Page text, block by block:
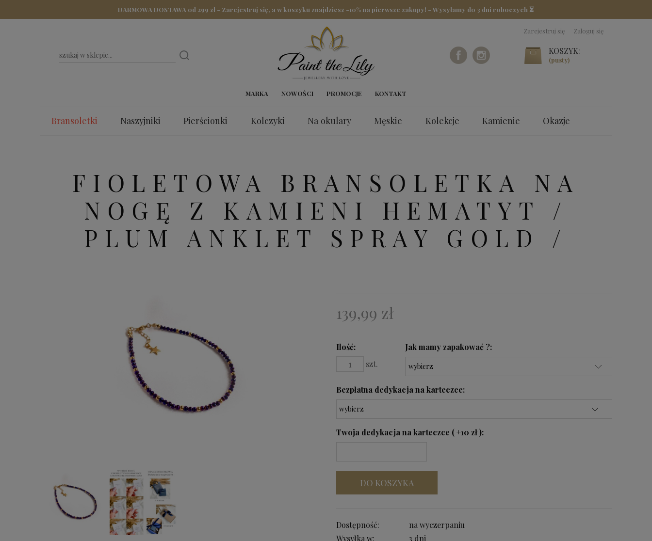
DARMOWA DOSTAWA od 299 zł - Zarejestruj się, a w koszyku znajdziesz -10% na pierwsze zakupy! - Wysyłamy do 3 dni roboczych ⏳
Zarejestruj się Zaloguj się
KOSZYK:
(pusty)
MARKA NOWOŚCI PROMOCJE KONTAKT
Bransoletki Naszyjniki Pierścionki Kolczyki Na okulary Męskie Kolekcje Kamienie
Okazje
FIOLETOWA BRANSOLETKA NA
NOGĘ Z KAMIENI HEMATYT /
PLUM ANKLET SPRAY GOLD /
139,99 zł
Ilość
szt.
Jak mamy zapakować ?:
Bezpłatna dedykacja na karteczce:
Twoja dedykacja na karteczce ( +10 zł ):
DO KOSZYKA
Dostępność:
na wyczerpaniu
Wysyłka w:
3 dni